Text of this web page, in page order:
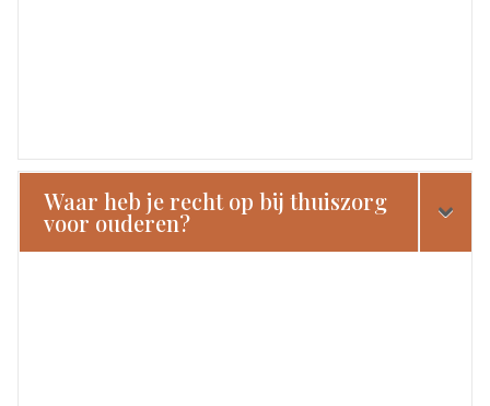
Waar heb je recht op bij thuiszorg
voor ouderen?